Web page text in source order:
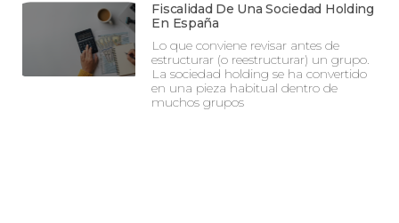
Fiscalidad De Una Sociedad Holding
En España
Lo que conviene revisar antes de
estructurar (o reestructurar) un grupo.
La sociedad holding se ha convertido
en una pieza habitual dentro de
muchos grupos